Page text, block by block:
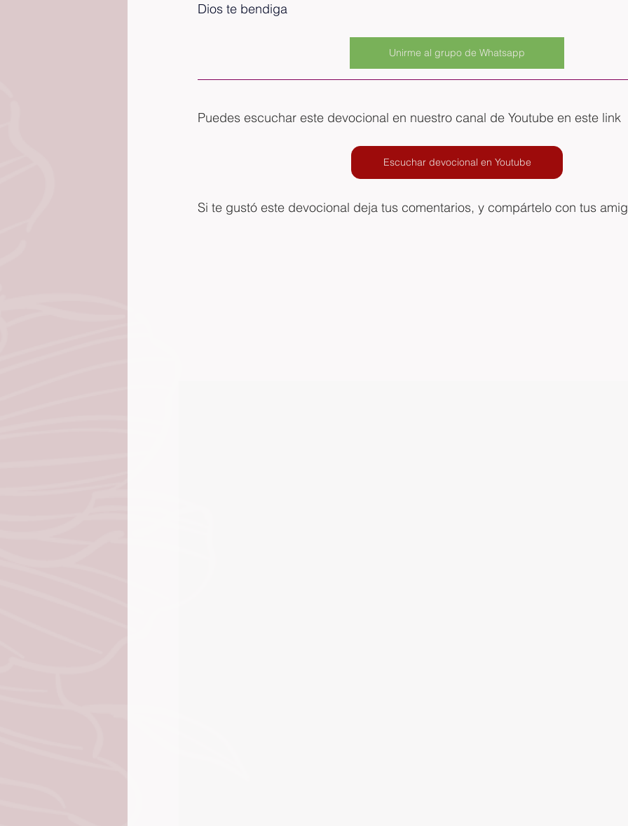
Dios te bendiga
Unirme al grupo de Whatsapp
Puedes escuchar este devocional en nuestro canal de Youtube en este link
Escuchar devocional en Youtube
Si te gustó este devocional deja tus comentarios, y compártelo con tus